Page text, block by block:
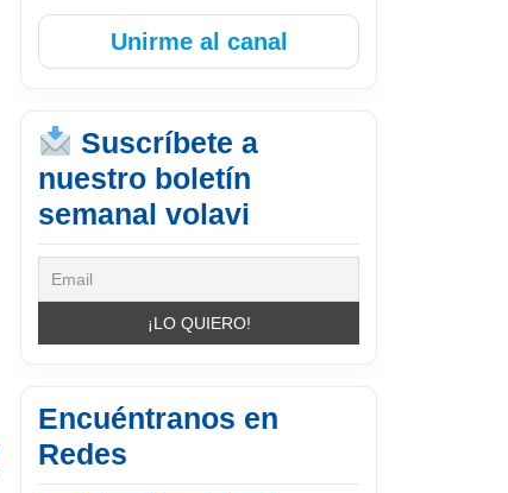
Unirme al canal
Suscríbete a
nuestro boletín
semanal volavi
Encuéntranos en
Redes